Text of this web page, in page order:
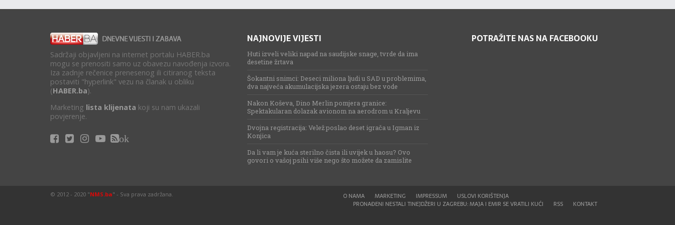
Sadržaji objavljeni na internet portalu HABER.ba
mogu se prenositi samo uz obavezu navođenja izvora.
Iza zadnje rečenice prenesenog ili citiranog teksta
postaviti "hyperlink" vezu na članak u obliku
(HABER.ba).
Marketing lista klijenata koji su nam ukazali
povjerenje.
ok
NAJNOVIJE VIJESTI
Huti izveli veliki napad na saudijske snage, tvrde da ima
desetine žrtava
Šokantni snimci: Deseci miliona ljudi u SAD u problemima,
dva najveća akumulacijska jezera ostaju bez vode
Nakon Koševa, Dino Merlin pomjera granice:
Spektakularan dolazak avionom na aerodrom u Kraljevu
Dvojna registracija: Velež poslao deset igrača u Igman iz
Konjica
Da li vam je kuća sterilno čista ili uvijek u haosu? Ovo
govori o vašoj psihi više nego što možete da zamislite
POTRAŽITE NAS NA FACEBOOKU
O NAMA MARKETING IMPRESSUM
USLOVI KORIŠTENJA
PRONAĐENI NESTALI TINEJDŽERI U ZAGREBU: MAJA I EMIR SE VRATILI KUĆI
RSS KONTAKT
© 2012 - 2020 "NMS.ba" - Sva prava zadržana.